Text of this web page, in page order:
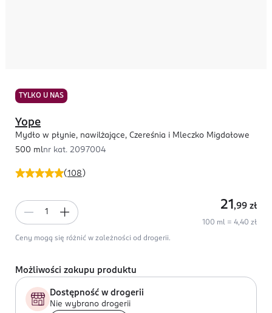
TYLKO U NAS
(108 )
Yope
Mydło w płynie, nawilżające, Czereśnia i Mleczko Migdałowe
500 mlnr kat. 2097004
21 ,99 zł
100 ml = 4,40 zł
Ceny mogą się różnić w zależności od drogerii.
Możliwości zakupu produktu
Dostępność w drogerii
Nie wybrano drogerii